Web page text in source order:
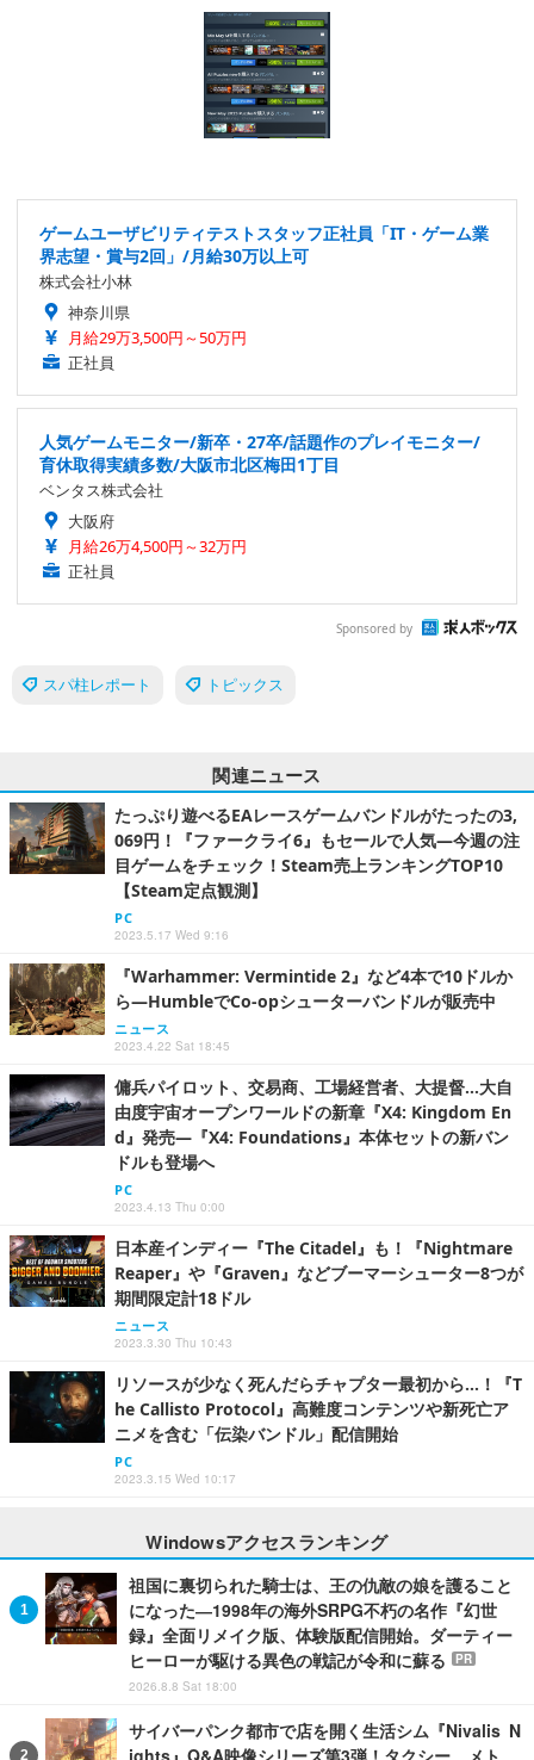
ゲームユーザビリティテストスタッフ正社員「IT・ゲーム業
界志望・賞与2回」/月給30万以上可
株式会社小林
神奈川県
月給29万3,500円～50万円
正社員
人気ゲームモニター/新卒・27卒/話題作のプレイモニター/
育休取得実績多数/大阪市北区梅田1丁目
ベンタス株式会社
大阪府
月給26万4,500円～32万円
正社員
Sponsored by
スパ柱レポート トピックス
関連ニュース
たっぷり遊べるEAレースゲームバンドルがたったの3,
069円！『ファークライ6』もセールで人気―今週の注
目ゲームをチェック！Steam売上ランキングTOP10
【Steam定点観測】
PC
2023.5.17 Wed 9:16
『Warhammer: Vermintide 2』など4本で10ドルか
ら―HumbleでCo-opシューターバンドルが販売中
ニュース
2023.4.22 Sat 18:45
傭兵パイロット、交易商、工場経営者、大提督…大自
由度宇宙オープンワールドの新章『X4: Kingdom En
d』発売―『X4: Foundations』本体セットの新バン
ドルも登場へ
PC
2023.4.13 Thu 0:00
日本産インディー『The Citadel』も！『Nightmare
Reaper』や『Graven』などブーマーシューター8つが
期間限定計18ドル
ニュース
2023.3.30 Thu 10:43
リソースが少なく死んだらチャプター最初から…！『T
he Callisto Protocol』高難度コンテンツや新死亡ア
ニメを含む「伝染バンドル」配信開始
PC
2023.3.15 Wed 10:17
Windowsアクセスランキング
祖国に裏切られた騎士は、王の仇敵の娘を護ること
になった―1998年の海外SRPG不朽の名作『幻世
録』全面リメイク版、体験版配信開始。ダーティー
ヒーローが駆ける異色の戦記が令和に蘇る
PR
2026.8.8 Sat 18:00
サイバーパンク都市で店を開く生活シム『Nivalis N
ights』Q&A映像シリーズ第3弾！タクシー、メト